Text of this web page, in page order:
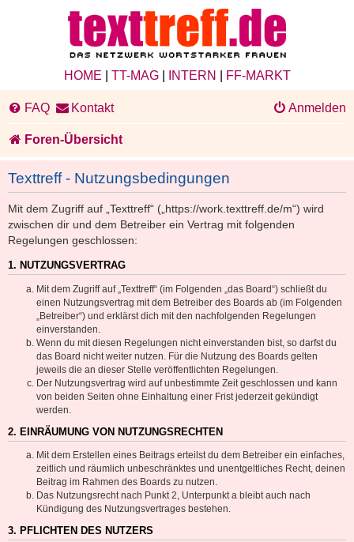
HOME TT-MAG| INTERN FF-MARKT
FAQ Kontakt Anmelden
Foren-Übersicht
Texttreff - Nutzungsbedingungen
Mit dem Zugriff auf „Texttreff“ („https://work.texttreff.de/m“) wird
zwischen dir und dem Betreiber ein Vertrag mit folgenden
Regelungen geschlossen:
1. NUTZUNGSVERTRAG
Mit dem Zugriff auf „Texttreff“ (im Folgenden „das Board“) schließt du
einen Nutzungsvertrag mit dem Betreiber des Boards ab (im Folgenden
„Betreiber“) und erklärst dich mit den nachfolgenden Regelungen
einverstanden.
Wenn du mit diesen Regelungen nicht einverstanden bist, so darfst du
das Board nicht weiter nutzen. Für die Nutzung des Boards gelten
jeweils die an dieser Stelle veröffentlichten Regelungen.
Der Nutzungsvertrag wird auf unbestimmte Zeit geschlossen und kann
von beiden Seiten ohne Einhaltung einer Frist jederzeit gekündigt
werden.
2. EINRÄUMUNG VON NUTZUNGSRECHTEN
Mit dem Erstellen eines Beitrags erteilst du dem Betreiber ein einfaches,
zeitlich und räumlich unbeschränktes und unentgeltliches Recht, deinen
Beitrag im Rahmen des Boards zu nutzen.
Das Nutzungsrecht nach Punkt 2, Unterpunkt a bleibt auch nach
Kündigung des Nutzungsvertrages bestehen.
3. PFLICHTEN DES NUTZERS